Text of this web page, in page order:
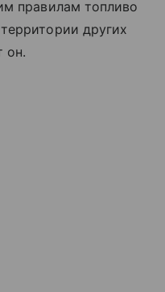
правилам топливо
других
он.